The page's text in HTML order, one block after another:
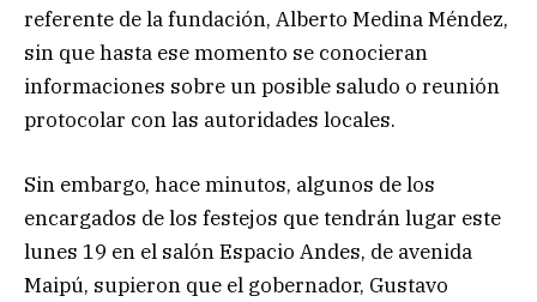
referente de la fundación, Alberto Medina Méndez,
sin que hasta ese momento se conocieran
informaciones sobre un posible saludo o reunión
protocolar con las autoridades locales.
Sin embargo, hace minutos, algunos de los
encargados de los festejos que tendrán lugar este
lunes 19 en el salón Espacio Andes, de avenida
Maipú, supieron que el gobernador, Gustavo